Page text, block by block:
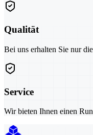
Qualität
Bei uns erhalten Sie nur
Service
Wir bieten Ihnen einen